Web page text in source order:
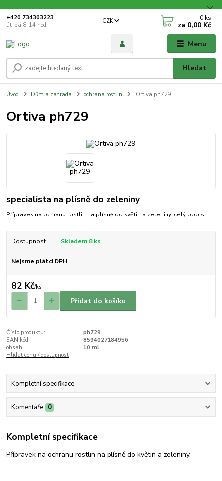
Menu
CZK
Hledat
+420 734303223
út-pá 8-14 hod
0 ks
za 0,00 Kč
Úvod Dům a zahrada ochrana rostlin Ortiva ph729
Ortiva ph729
specialista na plísně do zeleniny
Přípravek na ochranu rostlin na plísně do květin a zeleniny. celý popis
Dostupnost Skladem 8 ks
Nejsme plátci DPH
82 Kč/ks
Přidat do košíku
Číslo produktu:
ph729
EAN kód:
8594027184956
obsah:
10 ml
Hlídat cenu / dostupnost
Kompletní specifikace
Komentáře 0
Kompletní specifikace
Přípravek na ochranu rostlin na plísně do květin a zeleniny.